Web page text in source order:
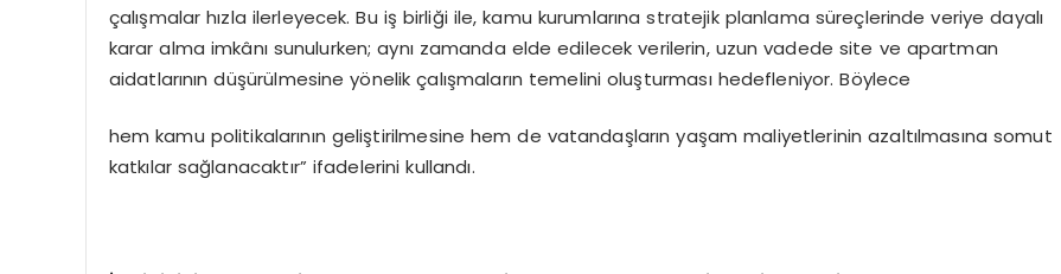
çalışmalar hızla ilerleyecek. Bu iş birliği ile, kamu kurumlarına stratejik planlama süreçlerinde veriye dayalı
karar alma imkânı sunulurken; aynı zamanda elde edilecek verilerin, uzun vadede site ve apartman
aidatlarının düşürülmesine yönelik çalışmaların temelini oluşturması hedefleniyor. Böylece
hem kamu politikalarının geliştirilmesine hem de vatandaşların yaşam maliyetlerinin azaltılmasına somut
katkılar sağlanacaktır” ifadelerini kullandı.